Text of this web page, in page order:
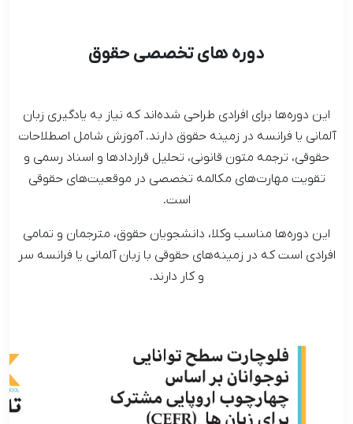
دوره های تخصصی حقوق
این دوره‌ها برای افرادی طراحی شده‌اند که نیاز به یادگیری زبان
آلمانی یا فرانسه در زمینه حقوق دارند. آموزش شامل اصطلاحات
حقوقی، ترجمه متون قانونی، تحلیل قراردادها و اسناد رسمی و
تقویت مهارت‌های مکالمه تخصصی در موقعیت‌های حقوقی
است.
این دوره‌ها مناسب وکلا، دانشجویان حقوق، مترجمان و تمامی
افرادی است که در زمینه‌های حقوقی با زبان آلمانی یا فرانسه سر
و کار دارند.